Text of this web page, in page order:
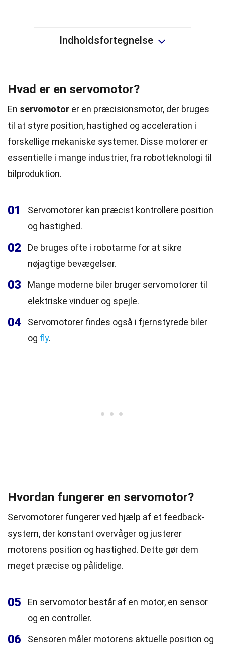
Indholdsfortegnelse
Hvad er en servomotor?
En servomotor er en præcisionsmotor, der bruges
til at styre position, hastighed og acceleration i
forskellige mekaniske systemer. Disse motorer er
essentielle i mange industrier, fra robotteknologi til
bilproduktion.
01
Servomotorer kan præcist kontrollere position
og hastighed.
02
De bruges ofte i robotarme for at sikre
nøjagtige bevægelser.
03
Mange moderne biler bruger servomotorer til
elektriske vinduer og spejle.
04
Servomotorer findes også i fjernstyrede biler
og fly.
Hvordan fungerer en servomotor?
Servomotorer fungerer ved hjælp af et feedback-
system, der konstant overvåger og justerer
motorens position og hastighed. Dette gør dem
meget præcise og pålidelige.
05
En servomotor består af en motor, en sensor
og en controller.
06 Sensoren måler motorens aktuelle position og